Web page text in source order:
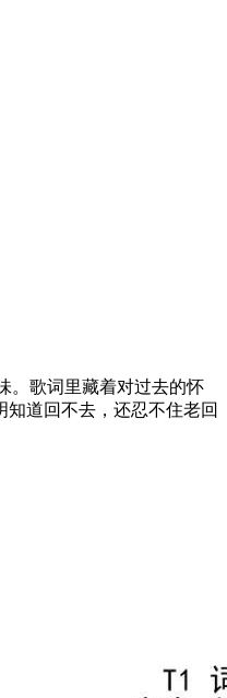
。歌词里藏着对过去的怀
道回不去，还忍不住老回